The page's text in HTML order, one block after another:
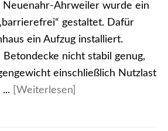
Neuenahr-Ahrweiler wurde ein
gestaltet. Dafür
ein Aufzug installiert.
nicht stabil genug,
einschließlich Nutzlast
[Weiterlesen]